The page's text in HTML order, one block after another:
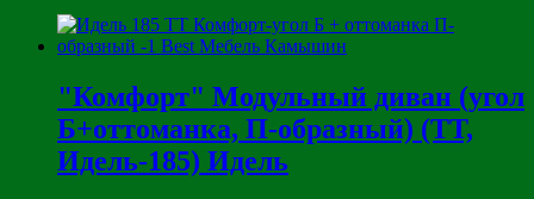
"Комфорт" Модульный диван (угол
Б+оттоманка, П-образный) (ТТ,
Идель-185) Идель